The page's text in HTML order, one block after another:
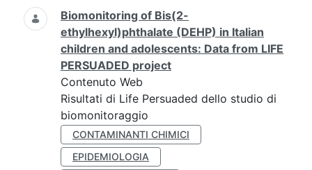
Biomonitoring of Bis(2-
ethylhexyl)phthalate (DEHP) in Italian
children and adolescents: Data from LIFE
PERSUADED project
Contenuto Web
Risultati di Life Persuaded dello studio di
biomonitoraggio
CONTAMINANTI CHIMICI
EPIDEMIOLOGIA